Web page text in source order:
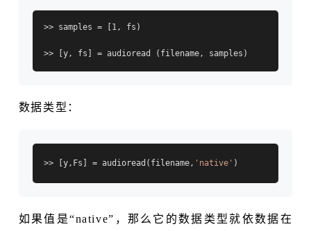
>> samples = [1, fs)
数据类型：
>> [y,Fs] = audioread(filename, 'native'
如果值是“native”，那么它的数据类型就依数据在